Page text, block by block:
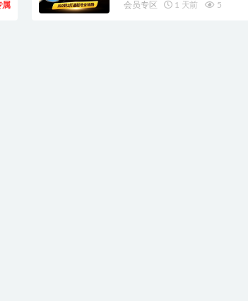
属 会员专区 1 天前 5